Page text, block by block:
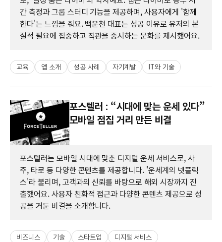
간 측정과 그룹 스터디 기능을 제공하며, 사용자에게 '함께
한다'는 느낌을 줘요. 백운천 대표는 성공 이유로 유저의 본
질적 필요에 집중하고 직관을 중시하는 문화를 제시했어요.
교육 앱 소개 성공 사례 자기계발 IT와 기술
포스텔러 : “시대에 맞는 운세 있다”
모바일 점집 거리 만든 비결
포스텔러는 모바일 시대에 맞춘 디지털 운세 서비스로, 사
주, 타로 등 다양한 콘텐츠를 제공합니다. '운세계의 넷플릭
스'라 불리며, 고객과의 신뢰를 바탕으로 해외 시장까지 진
출했어요. 사용자 친화적 접근과 다양한 콘텐츠 제공으로 성
공을 거둔 비결을 소개합니다.
비즈니스 기술 스타트업 디지털 서비스